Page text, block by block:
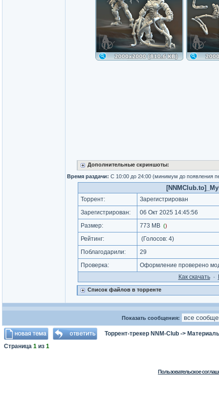
Дополнительные скриншоты:
Время раздачи: С 10:00 до 24:00 (минимум до появления
Торрент:
Зарегистрирован
Зарегистрирован:
06 Окт 2025 14:45:56
Размер:
773 MB ()
Рейтинг: (Голосов: 4)
Поблагодарили:
29
Проверка:
Оформление проверено
Как cкачать·
Список файлов в торренте
Показать сообщения:
Торрент-трекер NNM-Club ->
Страница 1 из 1
Пользовательское